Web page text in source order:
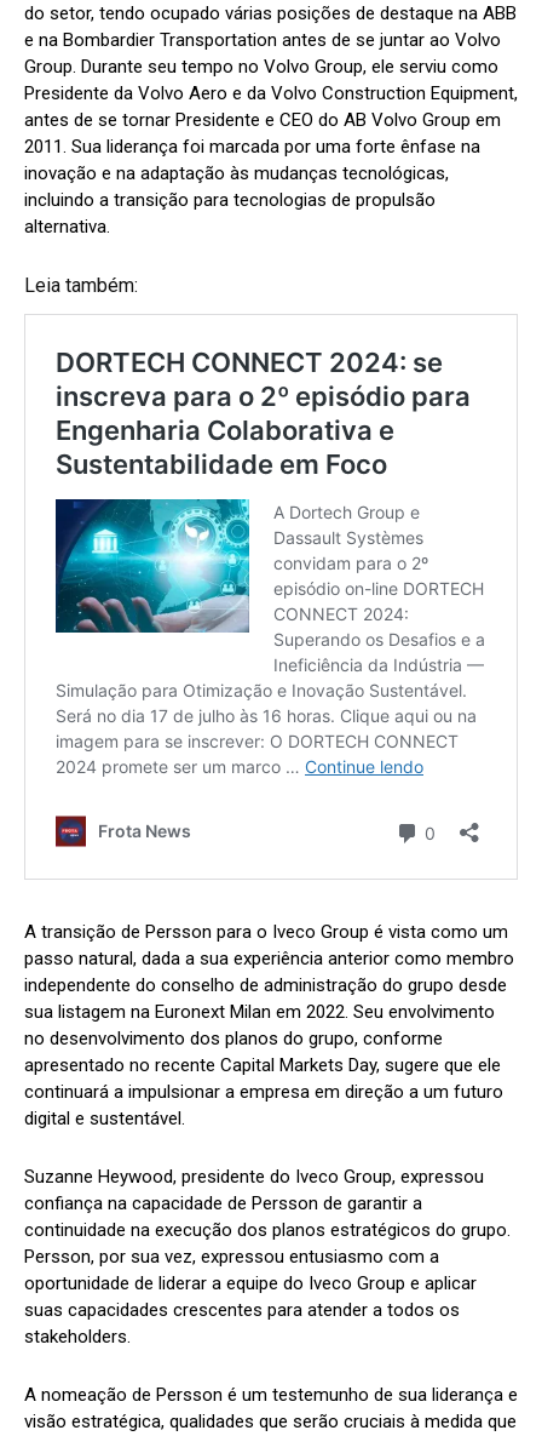
do setor, tendo ocupado várias posições de destaque na ABB
e na Bombardier Transportation antes de se juntar ao Volvo
Group. Durante seu tempo no Volvo Group, ele serviu como
Presidente da Volvo Aero e da Volvo Construction Equipment,
antes de se tornar Presidente e CEO do AB Volvo Group em
2011. Sua liderança foi marcada por uma forte ênfase na
inovação e na adaptação às mudanças tecnológicas,
incluindo a transição para tecnologias de propulsão
alternativa.
Leia também:
A transição de Persson para o Iveco Group é vista como um
passo natural, dada a sua experiência anterior como membro
independente do conselho de administração do grupo desde
sua listagem na Euronext Milan em 2022. Seu envolvimento
no desenvolvimento dos planos do grupo, conforme
apresentado no recente Capital Markets Day, sugere que ele
continuará a impulsionar a empresa em direção a um futuro
digital e sustentável.
Suzanne Heywood, presidente do Iveco Group, expressou
confiança na capacidade de Persson de garantir a
continuidade na execução dos planos estratégicos do grupo.
Persson, por sua vez, expressou entusiasmo com a
oportunidade de liderar a equipe do Iveco Group e aplicar
suas capacidades crescentes para atender a todos os
stakeholders.
A nomeação de Persson é um testemunho de sua liderança e
visão estratégica, qualidades que serão cruciais à medida que